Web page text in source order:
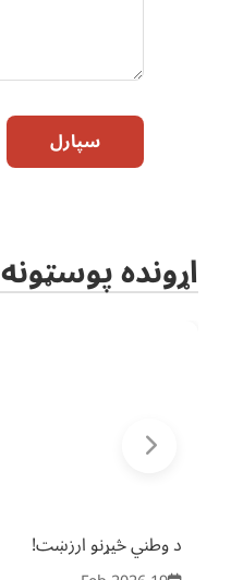
سپارل
اړونده پوسټونه
د وطني څیړنو ارزښت!